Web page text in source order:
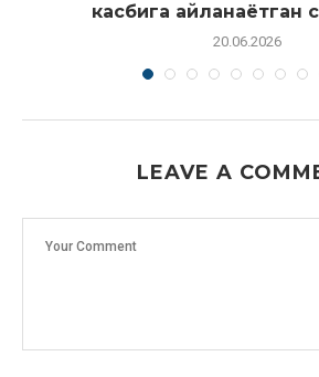
касбига айланаётган
20.06.2026
LEAVE A